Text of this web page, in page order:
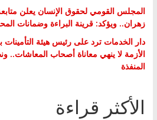
المجلس القومي لحقوق الإنسان يعلن
زهران.. ويؤكد: قرينة البراءة وضمانات
دار الخدمات ترد على رئيس هيئة التأمينات
الأزمة لا ينهي معاناة أصحاب
المنفذة
الأكثر قراءة